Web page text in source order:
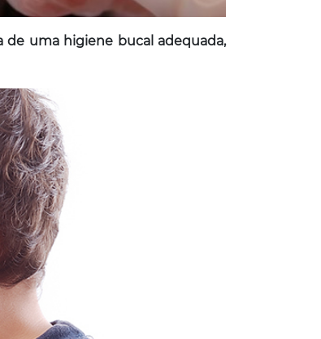
de uma higiene bucal adequada,